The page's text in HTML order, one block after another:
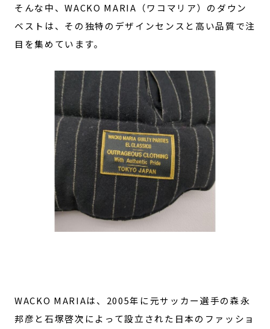
そんな中、WACKO MARIA（ワコマリア）のダウン
ベストは、その独特のデザインセンスと高い品質で注
目を集めています。
WACKO MARIAは、2005年に元サッカー選手の森永
邦彦と石塚啓次によって設立された日本のファッショ